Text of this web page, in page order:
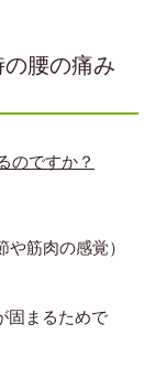
腰の痛み
のですか？
筋肉の感覚）
固まるためで